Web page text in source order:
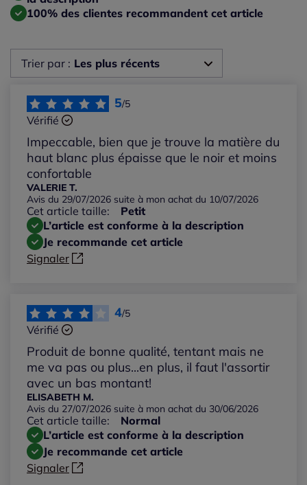
100% des clientes recommandent cet article
Trier par : Les plus récents
Les plus récents
Les plus anciens
Notes les plus élevées
Notes les plus basses
5/5
Vérifié
Impeccable, bien que je trouve la matière du
haut blanc plus épaisse que le noir et moins
confortable
VALERIE T.
Avis du 29/07/2026 suite à mon achat du 10/07/2026
Cet article taille:
Petit
L’article est conforme à la description
Je recommande cet article
Signaler
4/5
Vérifié
Produit de bonne qualité, tentant mais ne
me va pas ou plus...en plus, il faut l'assortir
avec un bas montant!
ELISABETH M.
Avis du 27/07/2026 suite à mon achat du 30/06/2026
Cet article taille:
Normal
L’article est conforme à la description
Je recommande cet article
Signaler